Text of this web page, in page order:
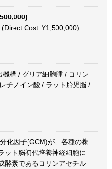
Cost: ¥1,500,000)
構 / グリア細胞腫 / コリン
チノイン酸 / ラット胎児脳 /
化因子(GCM)が、各種の株
ット脳初代培養神経細胞に
酵素であるコリンアセチル